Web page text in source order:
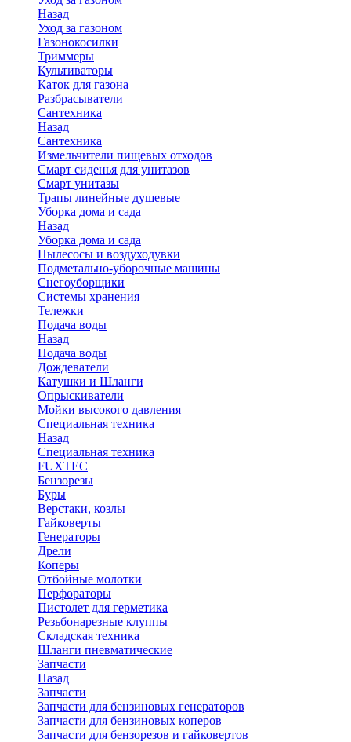
Назад
Уход за газоном
Газонокосилки
Триммеры
Культиваторы
Каток для газона
Разбрасыватели
Сантехника
Назад
Сантехника
Измельчители пищевых отходов
Смарт сиденья для унитазов
Смарт унитазы
Трапы линейные душевые
Уборка дома и сада
Назад
Уборка дома и сада
Пылесосы и воздуходувки
Подметально-уборочные машины
Снегоуборщики
Системы хранения
Тележки
Подача воды
Назад
Подача воды
Дождеватели
Катушки и Шланги
Опрыскиватели
Мойки высокого давления
Специальная техника
Назад
Специальная техника
FUXTEC
Бензорезы
Буры
Верстаки, козлы
Гайковерты
Генераторы
Дрели
Коперы
Отбойные молотки
Перфораторы
Пистолет для герметика
Резьбонарезные клуппы
Складская техника
Шланги пневматические
Запчасти
Назад
Запчасти
Запчасти для бензиновых генераторов
Запчасти для бензиновых коперов
Запчасти для бензорезов и гайковертов